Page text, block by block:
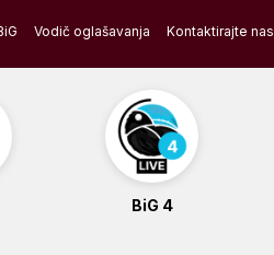
Vodič oglašavanja Kontaktirajte nas
BiG 4